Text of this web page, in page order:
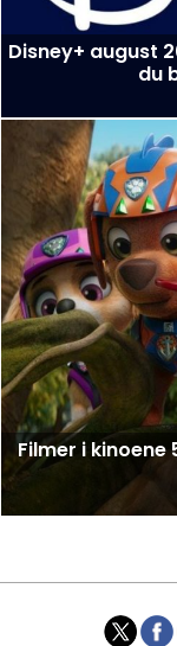
Disney+ august
du
Filmer i kinoene